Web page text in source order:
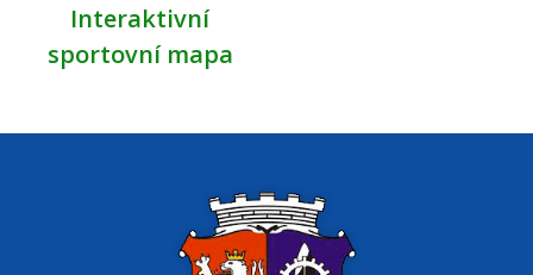
Interaktivní
sportovní mapa